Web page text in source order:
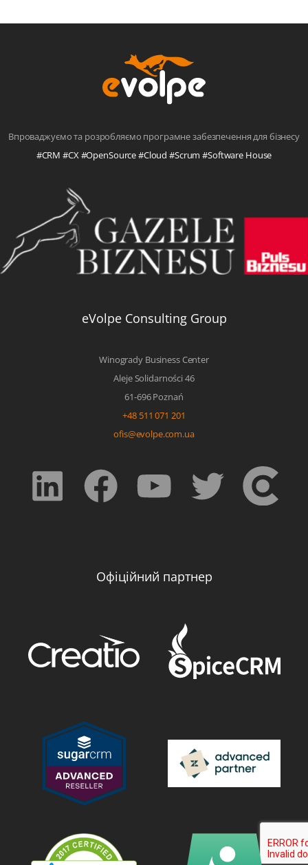
Впроваджуємо та розробляємо програмне забезпечення для бізнесу
#CRM #CX #OpenSource #Cloud #Scrum #Software House
eVolpe Consulting Group
Winogrady Business Center
Aleje Solidarności 46
61-696 Poznań
+48 511 071 201
ofis@evolpe.com.ua
Офіційний партнер